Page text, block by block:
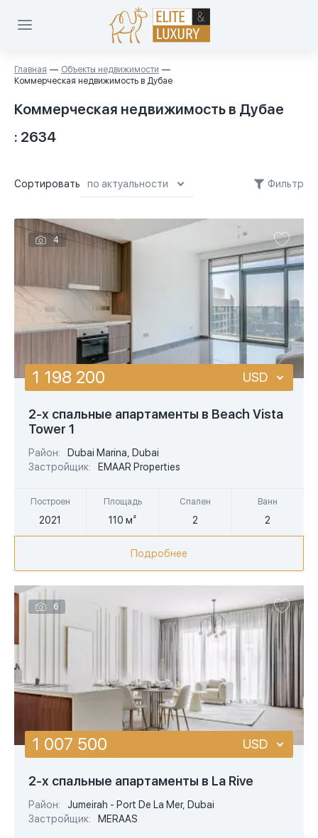
Главная
Объекты недвижимости
Коммерческая недвижимость в Дубае
Коммерческая недвижимость в Дубае
: 2634
Сортировать по актуальности
сначала дешевле
площадь меньше
площадь больше
Фильтр
4
2-х спальные апартаменты в Beach Vista
Tower 1
Район:
Dubai Marina, Dubai
Застройщик:
EMAAR Properties
Построен
2021
Площадь
110 м²
Спален
2
Ванн
2
1 198 200 USD
USD
Подробнее
6
2-х спальные апартаменты в La Rive
Район:
Jumeirah - Port De La Mer, Dubai
Застройщик:
MERAAS
1 007 500 USD